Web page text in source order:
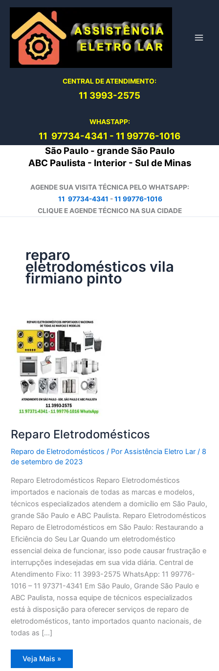
conteúdo
CENTRAL DE ATENDIMENTO:
11 3993-2575
WHASTAPP:
11 97734-4341 - 11 99776-1016
São Paulo - grande São Paulo
ABC Paulista - Interior - Sul de Minas
AGENDE SUA VISITA TÉCNICA PELO WHATSAPP:
11 97734-4341 -11 99776-1016
CLIQUE E AGENDE TÉCNICO NA SUA CIDADE
reparo
eletrodomésticos vila
firmiano pinto
Reparo Eletrodomésticos
Reparo de Eletrodomésticos / PorAssistência Eletro Lar/ 8
de setembro de 2023
Reparo Eletrodomésticos Reparo Eletrodomésticos
importados e nacionais de todas as marcas e modelos,
técnicos especializados atendem a domicílio em São Paulo,
grande São Paulo e ABC Paulista. Reparo Eletrodomésticos
Reparo de Eletrodomésticos em São Paulo: Restaurando a
Eficiência do Seu Lar Quando um eletrodoméstico
essencial deixa de funcionar, isso pode causar frustração e
interrupções indesejadas em sua vida diária. Central de
Atendimento Fixo: 11 3993-2575 WhatsApp: 11 99776-
1016 – 11 97371-4341 Em São Paulo, Grande São Paulo e
ABC Paulista, nossa equipe de técnicos especializados
está à disposição para oferecer serviços de reparo de
eletrodomésticos, tanto importados quanto nacionais, de
todas as […]
Reparo
Eletrodomésticos
Veja Mais »